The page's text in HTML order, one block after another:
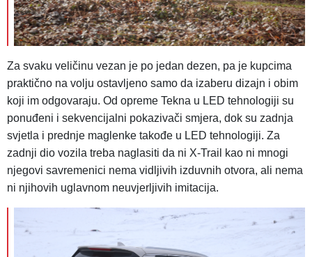
Za svaku veličinu vezan je po jedan dezen, pa je kupcima
praktično na volju ostavljeno samo da izaberu dizajn i obim
koji im odgovaraju. Od opreme Tekna u LED tehnologiji su
ponuđeni i sekvencijalni pokazivači smjera, dok su zadnja
svjetla i prednje maglenke takođe u LED tehnologiji. Za
zadnji dio vozila treba naglasiti da ni X-Trail kao ni mnogi
njegovi savremenici nema vidljivih izduvnih otvora, ali nema
ni njihovih uglavnom neuvjerljivih imitacija.